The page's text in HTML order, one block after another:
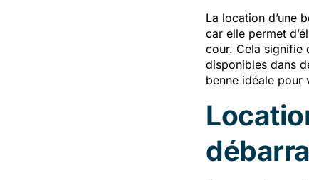
La location d’une
car elle permet
cour. Cela signifie
disponibles dans
benne idéale pour